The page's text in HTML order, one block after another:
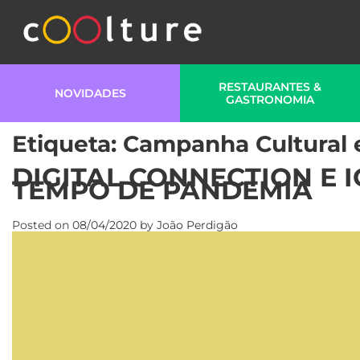
NOVIDADES
RESTAURANTES &
GASTRONOMIA
Etiqueta: Campanha Cultural
DIGITAL CONNECTION E
TEMPO DE PANDEMIA
Posted on 08/04/2020 by João Perdigão